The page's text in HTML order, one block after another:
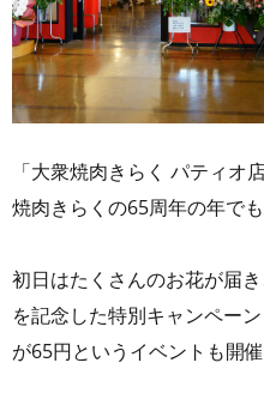
「大衆焼肉きらく パティオ
焼肉きらくの65周年の年でも
初日はたくさんのお花が届
を記念した特別キャンペー
が65円というイベントも開